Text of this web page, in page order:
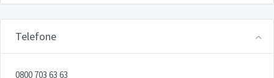
Telefone
0800 703 63 63